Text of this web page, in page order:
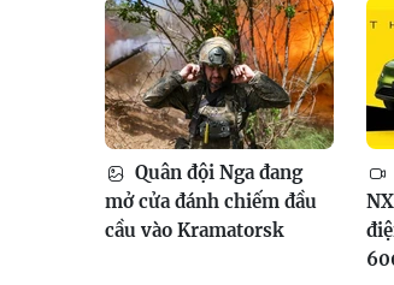
Quân đội Nga đang
mở cửa đánh chiếm đầu
cầu vào Kramatorsk